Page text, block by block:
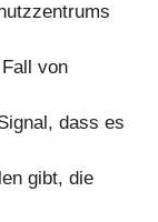
von
dass es
gibt, die